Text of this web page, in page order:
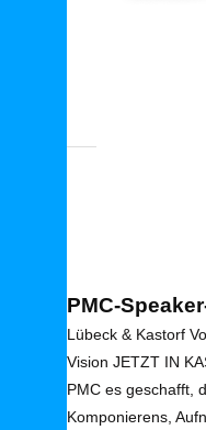
PMC-
Lübeck & Kastorf
Vision JETZT IN
PMC es geschafft,
Komponierens,